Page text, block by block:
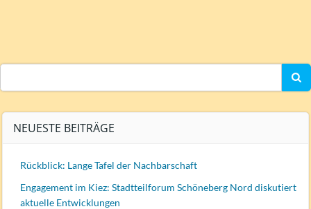
for:
NEUESTE BEITRÄGE
Rückblick: Lange Tafel der Nachbarschaft
Engagement im Kiez: Stadtteilforum Schöneberg Nord diskutiert
aktuelle Entwicklungen